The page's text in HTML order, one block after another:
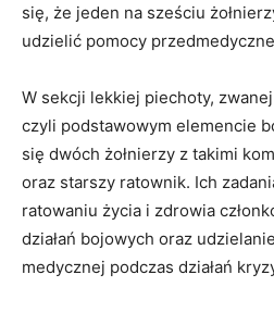
się, że jeden na sześciu
udzielić pomocy
W sekcji lekkiej piechoty, zwanej
czyli podstawowym elemencie
się dwóch żołnierzy z takimi
oraz starszy ratownik. Ich
ratowaniu życia i zdrowia
działań bojowych oraz
medycznej podczas działań